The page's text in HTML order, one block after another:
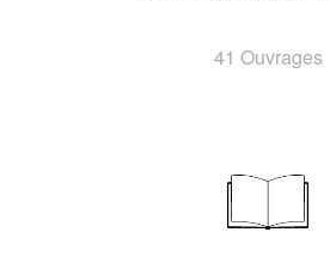
41 Ouvrages